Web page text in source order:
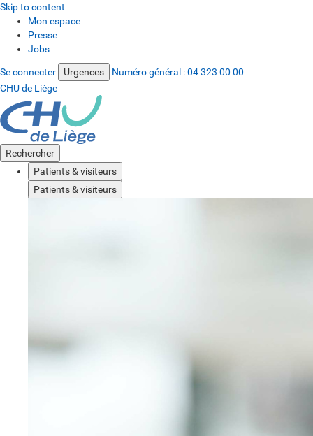
Skip to content
Mon espace
Presse
Jobs
Se connecter Urgences Numéro général :04 323 00 00
CHU de Liège
Rechercher
Patients & visiteurs
Patients & visiteurs